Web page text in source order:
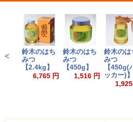
鈴木のはち
みつ
【2.4kg】
6,765 円
鈴木のはち
みつ
【450g】
1,516 円
鈴木のは
みつ
【450g(
ッカー)】
<